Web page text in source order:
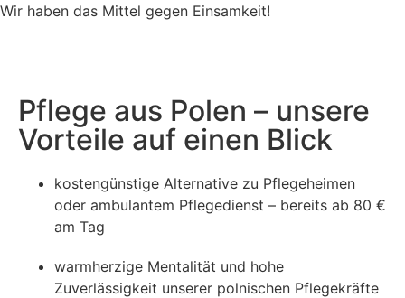
Wir haben das Mittel gegen Einsamkeit!
Pflege aus Polen – unsere
Vorteile auf einen Blick
kostengünstige Alternative zu Pflegeheimen
oder ambulantem Pflegedienst – bereits ab 80 €
am Tag
warmherzige Mentalität und hohe
Zuverlässigkeit unserer polnischen Pflegekräfte